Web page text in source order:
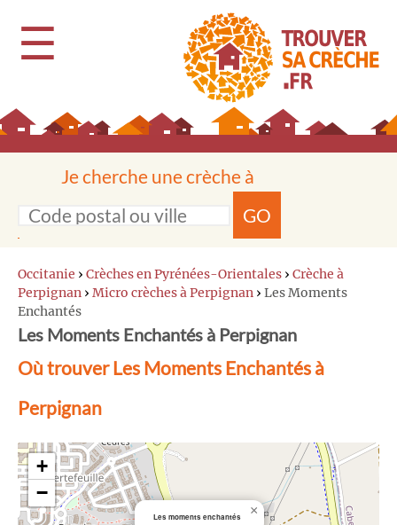
☰
Je cherche une crèche à
GO
Occitanie › Crèches en Pyrénées-Orientales › Crèche à
Perpignan › Micro crèches à Perpignan › Les Moments
Enchantés
Les Moments Enchantés à Perpignan
Où trouver Les Moments Enchantés à
Perpignan
Les moments enchantés ×
+
−